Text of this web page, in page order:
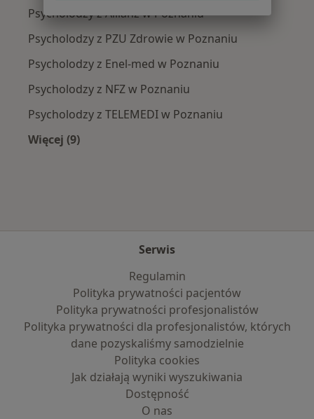
Psycholodzy z Allianz w Poznaniu
Psycholodzy z PZU Zdrowie w Poznaniu
Psycholodzy z Enel-med w Poznaniu
Psycholodzy z NFZ w Poznaniu
Psycholodzy z TELEMEDI w Poznaniu
Więcej (9)
Serwis
Regulamin
Polityka prywatności pacjentów
Polityka prywatności profesjonalistów
Polityka prywatności dla profesjonalistów, których
dane pozyskaliśmy samodzielnie
Polityka cookies
Jak działają wyniki wyszukiwania
Dostępność
O nas